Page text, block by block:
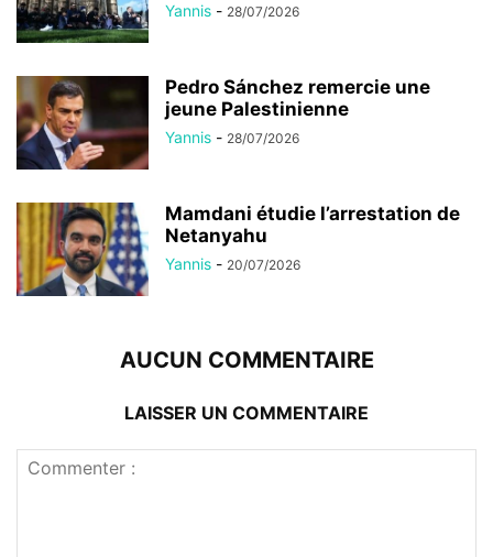
Yannis - 28/07/2026
Pedro Sánchez remercie une
jeune Palestinienne
Yannis - 28/07/2026
Mamdani étudie l’arrestation de
Netanyahu
Yannis - 20/07/2026
AUCUN COMMENTAIRE
LAISSER UN COMMENTAIRE